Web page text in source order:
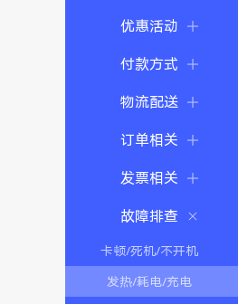
优惠活动
付款方式
物流配送
订单相关
发票相关
故障排查
卡顿/死机/不开机
发热/耗电/充电